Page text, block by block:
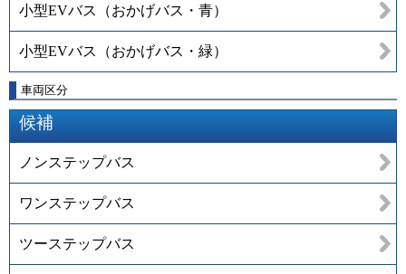
小型EVバス（おかげバス・青）
小型EVバス（おかげバス・緑）
車両区分
候補
ノンステップバス
ワンステップバス
ツーステップバス